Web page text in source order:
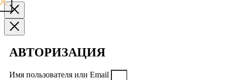
АВТОРИЗАЦИЯ
Имя пользователя или Email